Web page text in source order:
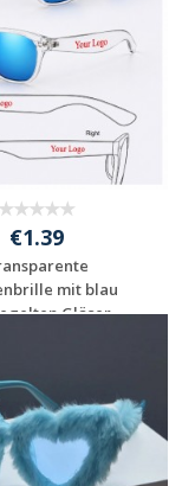
€1.39
mit blau
Gläser...